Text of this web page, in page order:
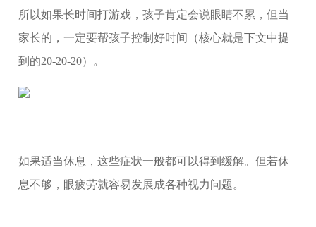
所以如果长时间打游戏，孩子肯定会说眼睛不累，但当
家长的，一定要帮孩子控制好时间（核心就是下文中提
到的20-20-20）。
如果适当休息，这些症状一般都可以得到缓解。但若休
息不够，眼疲劳就容易发展成各种视力问题。